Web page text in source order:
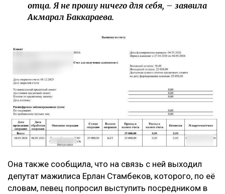
отца. Я не прошу ничего для себя, – заявила
Акмарал Баккараева.
Она также сообщила, что на связь с ней выходил
депутат мажилиса Ерлан Стамбеков, которого, по её
словам, певец попросил выступить посредником в